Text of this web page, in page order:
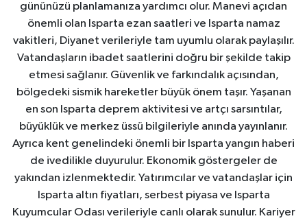
gününüzü planlamanıza yardımcı olur. Manevi açıdan
önemli olan Isparta ezan saatleri ve Isparta namaz
vakitleri, Diyanet verileriyle tam uyumlu olarak paylaşılır.
Vatandaşların ibadet saatlerini doğru bir şekilde takip
etmesi sağlanır. Güvenlik ve farkındalık açısından,
bölgedeki sismik hareketler büyük önem taşır. Yaşanan
en son Isparta deprem aktivitesi ve artçı sarsıntılar,
büyüklük ve merkez üssü bilgileriyle anında yayınlanır.
Ayrıca kent genelindeki önemli bir Isparta yangın haberi
de ivedilikle duyurulur. Ekonomik göstergeler de
yakından izlenmektedir. Yatırımcılar ve vatandaşlar için
Isparta altın fiyatları, serbest piyasa ve Isparta
Kuyumcular Odası verileriyle canlı olarak sunulur. Kariyer